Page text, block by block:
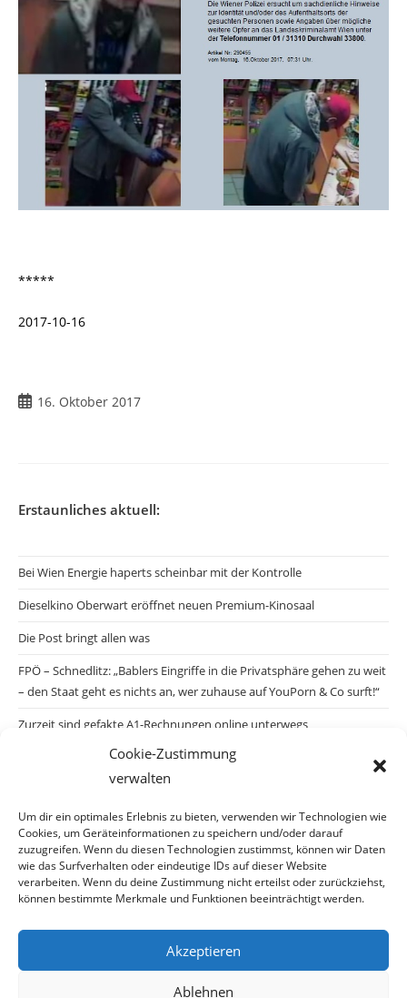
Cookie-Zustimmung
verwalten
Um dir ein optimales Erlebnis zu bieten, verwenden wir Technologien wie
Cookies, um Geräteinformationen zu speichern und/oder darauf
zuzugreifen. Wenn du diesen Technologien zustimmst, können wir Daten
wie das Surfverhalten oder eindeutige IDs auf dieser Website
verarbeiten. Wenn du deine Zustimmung nicht erteilst oder zurückziehst,
können bestimmte Merkmale und Funktionen beeinträchtigt werden.
Akzeptieren
Ablehnen
*****
2017-10-16
16. Oktober 2017
Erstaunliches aktuell:
Bei Wien Energie haperts scheinbar mit der Kontrolle
Dieselkino Oberwart eröffnet neuen Premium-Kinosaal
Die Post bringt allen was
FPÖ – Schnedlitz: „Bablers Eingriffe in die Privatsphäre gehen zu weit
– den Staat geht es nichts an, wer zuhause auf YouPorn & Co surft!“
Zurzeit sind gefakte A1-Rechnungen online unterwegs
Salzburgs Juden und ihre Sicherheit: „Erst nach einem Anschlag wäre
die Gefahr endlich konkret!“
Biologisches Wunder in Ceuta
Ein vermeintliches Abschiebemärchen
Archiv